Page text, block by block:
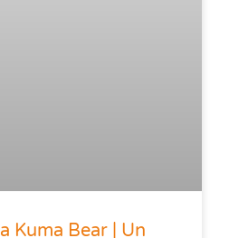
Kuma Bear | Un